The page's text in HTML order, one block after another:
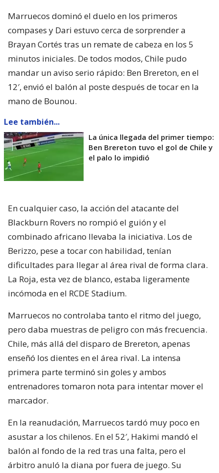
Marruecos dominó el duelo en los primeros
compases y Dari estuvo cerca de sorprender a
Brayan Cortés tras un remate de cabeza en los 5
minutos iniciales. De todos modos, Chile pudo
mandar un aviso serio rápido: Ben Brereton, en el
12′, envió el balón al poste después de tocar en la
mano de Bounou.
Lee también...
La única llegada del primer tiempo:
Ben Brereton tuvo el gol de Chile y
el palo lo impidió
En cualquier caso, la acción del atacante del
Blackburn Rovers no rompió el guión y el
combinado africano llevaba la iniciativa. Los de
Berizzo, pese a tocar con habilidad, tenían
dificultades para llegar al área rival de forma clara.
La Roja, esta vez de blanco, estaba ligeramente
incómoda en el RCDE Stadium.
Marruecos no controlaba tanto el ritmo del juego,
pero daba muestras de peligro con más frecuencia.
Chile, más allá del disparo de Brereton, apenas
enseñó los dientes en el área rival. La intensa
primera parte terminó sin goles y ambos
entrenadores tomaron nota para intentar mover el
marcador.
En la reanudación, Marruecos tardó muy poco en
asustar a los chilenos. En el 52′, Hakimi mandó el
balón al fondo de la red tras una falta, pero el
árbitro anuló la diana por fuera de juego. Su